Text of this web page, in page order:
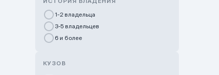
GWM Nurly Zhol
Chery Astana
1-2 владельца
3-5 владельцев
6 и более
КУЗОВ